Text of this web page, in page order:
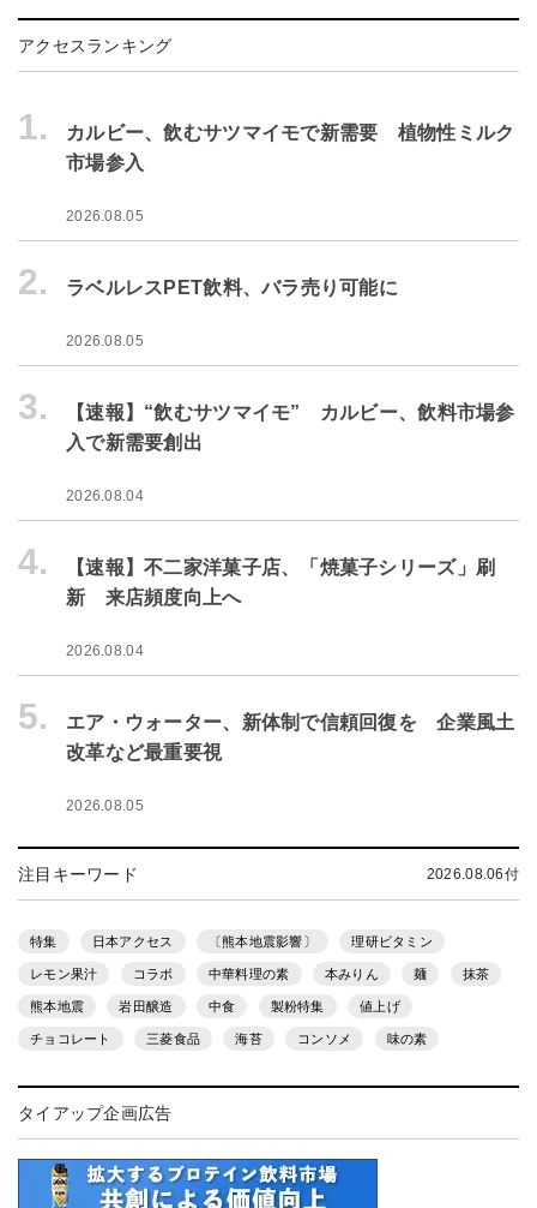
アクセスランキング
1.
カルビー、飲むサツマイモで新需要 植物性ミルク
市場参入
2026.08.05
2. ラベルレスPET飲料、バラ売り可能に
2026.08.05
3.
【速報】“飲むサツマイモ” カルビー、飲料市場参
入で新需要創出
2026.08.04
4.
【速報】不二家洋菓子店、「焼菓子シリーズ」刷
新 来店頻度向上へ
2026.08.04
5.
エア・ウォーター、新体制で信頼回復を 企業風土
改革など最重要視
2026.08.05
注目キーワード 2026.08.06付
特集 日本アクセス 〔熊本地震影響〕 理研ビタミン
レモン果汁 コラボ 中華料理の素 本みりん 麺 抹茶
熊本地震 岩田醸造 中食 製粉特集 値上げ
チョコレート 三菱食品 海苔 コンソメ 味の素
タイアップ企画広告